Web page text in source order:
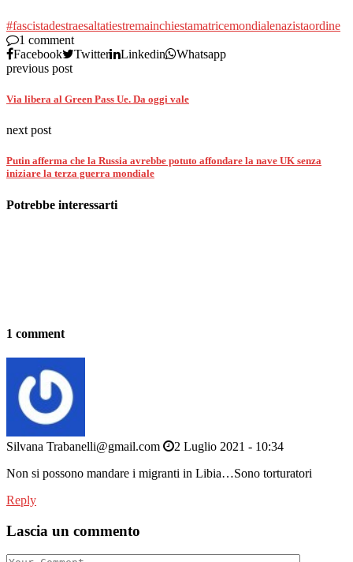
#fascistadestraesaltatiestremainchiestamatricemondialenazistaordine
1 comment
Facebook
Twitter Linkedin
Whatsapp
previous post
Via libera al Green Pass Ue. Da oggi vale
next post
Putin afferma che la Russia avrebbe potuto affondare la nave UK senza
iniziare la terza guerra mondiale
Potrebbe interessarti
1 comment
Silvana Trabanelli@gmail.com
2 Luglio 2021 - 10:34
Non si possono mandare i migranti in Libia…Sono torturatori
Reply
Lascia un commento